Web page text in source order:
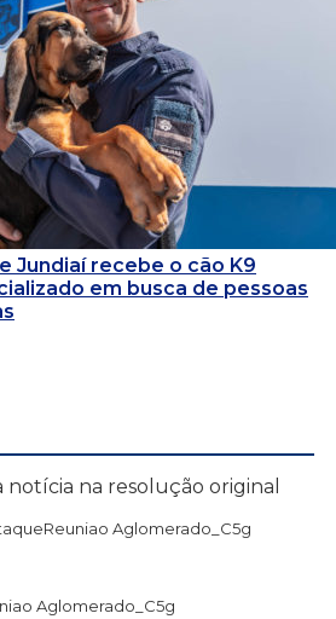
Jundiaí recebe o cão K9
em busca de pessoas
notícia na resolução original
Aglomerado_C5g
Aglomerado_C5g